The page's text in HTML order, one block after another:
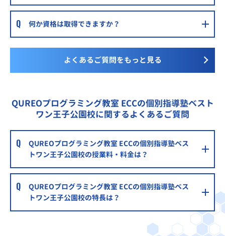
何か資格は取得できますか？
よくあるご質問をもっと見る
QUREOプログラミング教室 ECCの個別指導塾ベスト
ワン王子公園校に関するよくあるご質問
QUREOプログラミング教室 ECCの個別指導塾ベス
トワン王子公園校の授業料・料金は？
QUREOプログラミング教室 ECCの個別指導塾ベス
トワン王子公園校の特長は？